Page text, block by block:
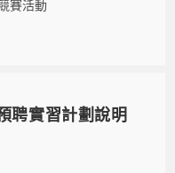
賽活動
聘實習計劃說明